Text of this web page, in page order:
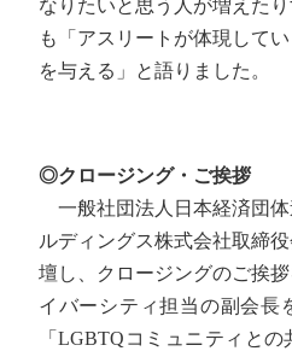
なりたいと思う人が増えた
も「アスリートが体現して
を与える」と語りました。
◎クロージング・ご挨拶
一般社団法人日本経済団
ルディングス株式会社取締
壇し、クロージングのご挨
イバーシティ担当の副会長
「LGBTQコミュニティと